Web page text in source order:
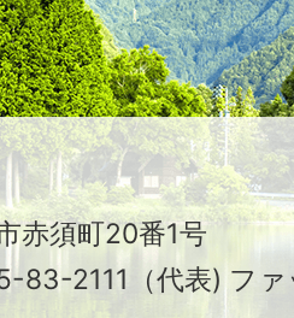
赤須町20番1号
83-2111（代表) フ